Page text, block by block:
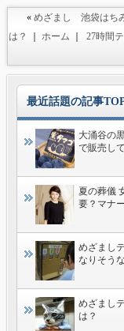
« めざまし 池袋はち
は？
｜ ホーム ｜ 27時間
最近話題の記事
大涌谷の
で販売し
夏の葬儀
要？マナ
めざまし
なりそう
めざまし
は？